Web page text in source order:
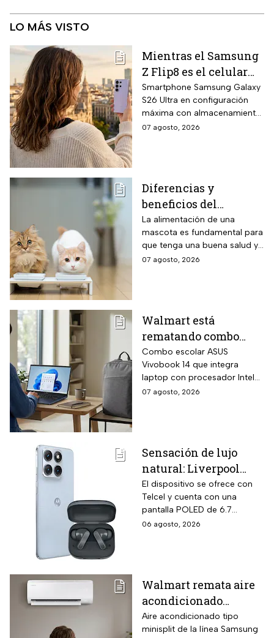
LO MÁS VISTO
Mientras el Samsung
Z Flip8 es el celular
más esperado,
Walmart está
rematando el Galaxy
S26 Ultra de 1TB a
Smartphone Samsung Galaxy
S26 Ultra en configuración
máxima con almacenamiento
UFS 4.1 de 1 terabyte, memoria
megapíxeles con nueva lente
f/1.4 un 47 por ciento más
luminosa que la generación
anterior.
07 agosto, 2026
Diferencias y
beneficios del
alimento húmedo y
seco para gato
La alimentación de una
mascota es fundamental para
que tenga una buena salud y
si tienes gato, te decimos los
07 agosto, 2026
Walmart está
rematando combo
para regreso a clases
con laptop ASUS
Vivobook de 256GB y
14 pulgadas + mochila
Combo escolar ASUS
Vivobook 14 que integra
laptop con procesador Intel
Core i3-1315U de 6 núcleos
pulgadas y mochila ASUS
incluida en el mismo
empaque oficial.
07 agosto, 2026
Sensación de lujo
natural: Liverpool
remata el Motorola
Edge 70 Fusion de
256GB de
almacenamiento,
El dispositivo se ofrece con
Telcel y cuenta con una
pantalla POLED de 6.7
pulgadas y funciones
06 agosto, 2026
Walmart remata aire
acondicionado
Samsung Wind
Inverter frío y calor 1
Aire acondicionado tipo
minisplit de la línea Samsung